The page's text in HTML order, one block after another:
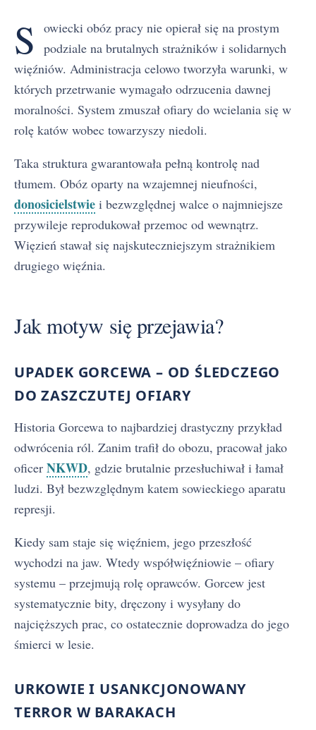
S
owiecki obóz pracy nie opierał się na prostym
podziale na brutalnych strażników i solidarnych
więźniów. Administracja celowo tworzyła warunki, w
których przetrwanie wymagało odrzucenia dawnej
moralności. System zmuszał ofiary do wcielania się w
rolę katów wobec towarzyszy niedoli.
Taka struktura gwarantowała pełną kontrolę nad
tłumem. Obóz oparty na wzajemnej nieufności,
donosicielstwie i bezwzględnej walce o najmniejsze
przywileje reprodukował przemoc od wewnątrz.
Więzień stawał się najskuteczniejszym strażnikiem
drugiego więźnia.
Jak motyw się przejawia?
UPADEK GORCEWA – OD ŚLEDCZEGO
DO ZASZCZUTEJ OFIARY
Historia Gorcewa to najbardziej drastyczny przykład
odwrócenia ról. Zanim trafił do obozu, pracował jako
oficer NKWD, gdzie brutalnie przesłuchiwał i łamał
ludzi. Był bezwzględnym katem sowieckiego aparatu
represji.
Kiedy sam staje się więźniem, jego przeszłość
wychodzi na jaw. Wtedy współwięźniowie – ofiary
systemu – przejmują rolę oprawców. Gorcew jest
systematycznie bity, dręczony i wysyłany do
najcięższych prac, co ostatecznie doprowadza do jego
śmierci w lesie.
URKOWIE I USANKCJONOWANY
TERROR W BARAKACH